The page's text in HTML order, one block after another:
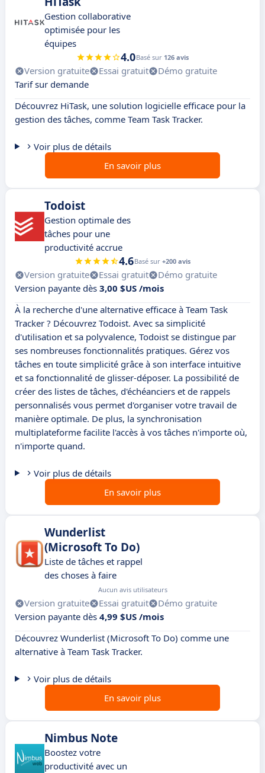
Gestion collaborative
optimisée pour les
équipes
4.0Basé sur 126 avis
Version gratuite Essai gratuit
Démo gratuite
Tarif sur demande
Découvrez HiTask, une solution logicielle efficace pour la
gestion des tâches, comme Team Task Tracker.
Voir plus de détails
En savoir plus
Todoist
Gestion optimale des
tâches pour une
productivité accrue
4.6Basé sur +200 avis
Version gratuite Essai gratuit
Démo gratuite
Version payante dès 3,00 $US /mois
À la recherche d'une alternative efficace à Team Task
Tracker ? Découvrez Todoist. Avec sa simplicité
d'utilisation et sa polyvalence, Todoist se distingue par
ses nombreuses fonctionnalités pratiques. Gérez vos
tâches en toute simplicité grâce à son interface intuitive
et sa fonctionnalité de glisser-déposer. La possibilité de
créer des listes de tâches, d'échéanciers et de rappels
personnalisés vous permet d'organiser votre travail de
manière optimale. De plus, la synchronisation
multiplateforme facilite l'accès à vos tâches n'importe où,
n'importe quand.
Voir plus de détails
En savoir plus
Wunderlist
(Microsoft To Do)
Liste de tâches et rappel
des choses à faire
Aucun avis utilisateurs
Version gratuite Essai gratuit
Démo gratuite
Version payante dès 4,99 $US /mois
Découvrez Wunderlist (Microsoft To Do) comme une
alternative à Team Task Tracker.
Voir plus de détails
En savoir plus
Nimbus Note
Boostez votre
productivité avec un